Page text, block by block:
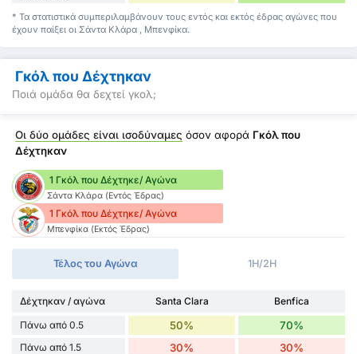
* Τα στατιστικά συμπεριλαμβάνουν τους εντός και εκτός έδρας αγώνες που
έχουν παίξει οι Σάντα Κλάρα , Μπενφίκα.
Γκόλ που Δέχτηκαν
Ποιά ομάδα θα δεχτεί γκολ;
Οι δύο ομάδες είναι ισοδύναμες όσον αφορά Γκόλ που
Δέχτηκαν
1 Γκόλ που Δέχτηκε/ Αγώνα
Σάντα Κλάρα (Εντός Έδρας)
1 Γκόλ που Δέχτηκε/ Αγώνα
Μπενφίκα (Εκτός Έδρας)
Τέλος του Αγώνα 1H/2H
Δέχτηκαν / αγώνα Santa Clara
Benfica
Πάνω από 0.5
50% 70%
Πάνω από 1.5 30% 30%